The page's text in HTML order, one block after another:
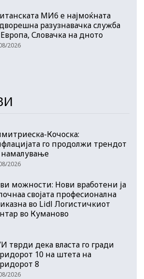
МИ6 е најмоќната
разузнавачка служба
Словачка на дното
2026
Кочоска:
го продолжи трендот
намалување
2026
можности: Нови вработени ја
својата професионална
во Lidl Логистичкиот
во Куманово
тврди дека власта го гради
10 на штета на
8
2026